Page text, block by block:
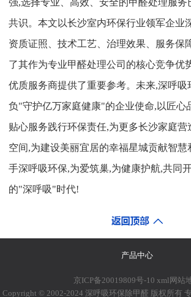
强,选择专业、高效、安全的甲醛处理服务
共识。本文以长沙室内环保行业领军企业
资质证照、技术工艺、治理效果、服务保
了其作为专业甲醛处理公司的核心竞争优
优质服务商提供了重要参考。未来,深呼吸
负"守护亿万家庭健康"的企业使命,以匠心
贴心服务践行环保责任,为更多长沙家庭营
空间,为建设美丽宜居的幸福星城贡献智
手深呼吸环保,为爱筑巢,为健康护航,共同
的"深呼吸"时代!
产品中心
京ICP备20019809号-10 xml网站
Copyright © 2002-2024 深呼吸环保除甲醛 版权所有